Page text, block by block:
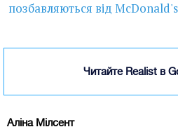
позбавляються від
Читайте Realist в
Аліна Мілсент